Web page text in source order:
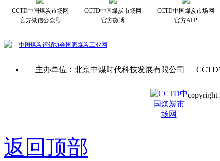
CCTD中国煤炭市场网
官方微信公众号
CCTD中国煤炭市场网
官方微博
CCTD中国煤炭市场网
官方APP
中国煤炭运销协会国家煤炭工业网
主办单位：北京中煤时代科技发展有限公司
copyright
返回顶部